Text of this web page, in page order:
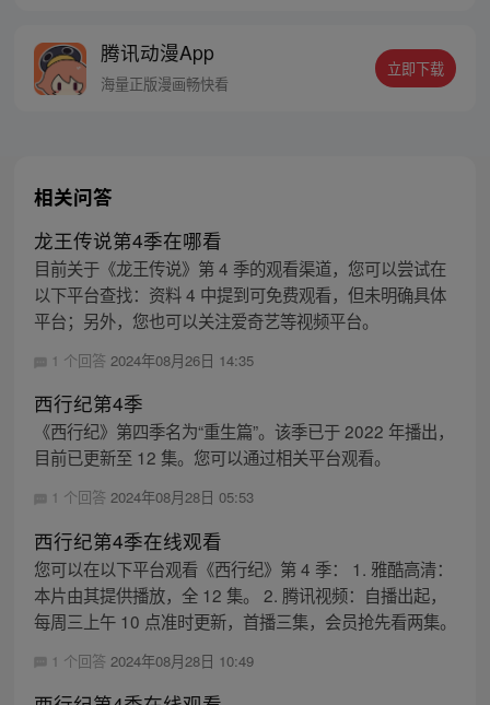
腾讯动漫App
海量正版漫画畅快看
立即下载
相关问答
龙王传说第4季在哪看
目前关于《龙王传说》第 4 季的观看渠道，您可以尝试在
以下平台查找：资料 4 中提到可免费观看，但未明确具体
平台；另外，您也可以关注爱奇艺等视频平台。
1 个回答 2024年08月26日 14:35
西行纪第4季
《西行纪》第四季名为“重生篇”。该季已于 2022 年播出，
目前已更新至 12 集。您可以通过相关平台观看。
1 个回答 2024年08月28日 05:53
西行纪第4季在线观看
您可以在以下平台观看《西行纪》第 4 季： 1. 雅酷高清：
本片由其提供播放，全 12 集。 2. 腾讯视频：自播出起，
每周三上午 10 点准时更新，首播三集，会员抢先看两集。
1 个回答 2024年08月28日 10:49